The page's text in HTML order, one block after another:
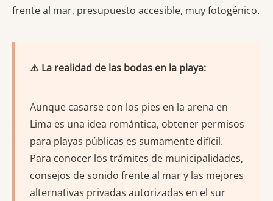
frente al mar, presupuesto accesible, muy fotogénico.
⚠️ La realidad de las bodas en la playa:
Aunque casarse con los pies en la arena en
Lima es una idea romántica, obtener permisos
para playas públicas es sumamente difícil.
Para conocer los trámites de municipalidades,
consejos de sonido frente al mar y las mejores
alternativas privadas autorizadas en el sur